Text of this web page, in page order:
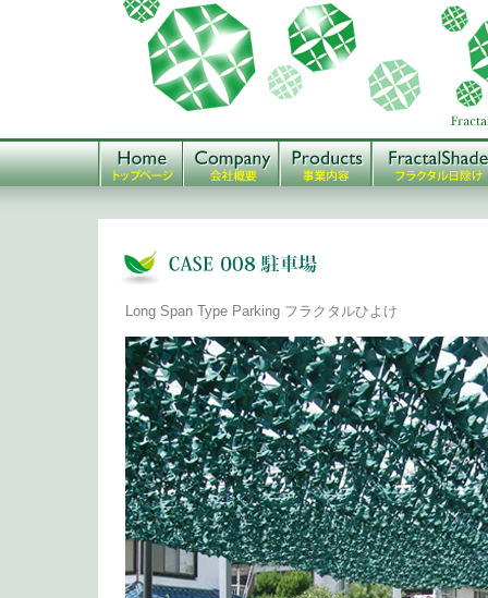
Long Span Type Parking フラクタルひよけ